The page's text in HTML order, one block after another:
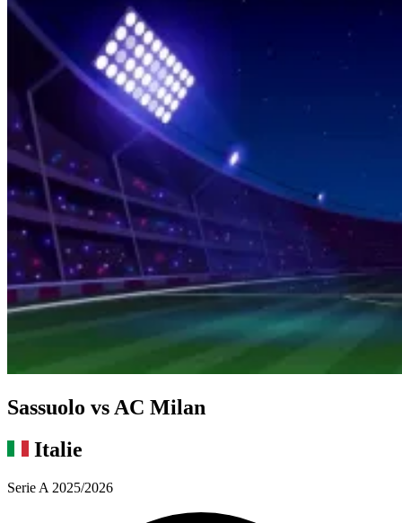
Sassuolo vs AC Milan
Italie
Serie A 2025/2026